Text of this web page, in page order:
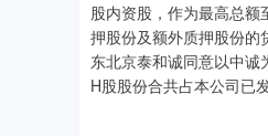
股内资股，作为最高总
押股份及额外质押股份
东北京泰和诚同意以中
H股股份合共占本公司已